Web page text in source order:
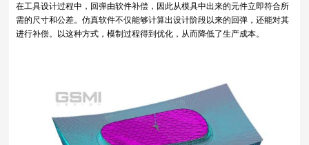
在工具设计过程中，回弹由软件补偿，因此从模具中出来的元件立即符合所
需的尺寸和公差。仿真软件不仅能够计算出设计阶段以来的回弹，还能对其
进行补偿。以这种方式，模制过程得到优化，从而降低了生产成本。